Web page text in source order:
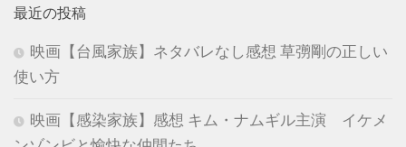
最近の投稿
映画【台風家族】ネタバレなし感想 草彅剛の正しい
使い方
映画【感染家族】感想 キム・ナムギル主演 イケメ